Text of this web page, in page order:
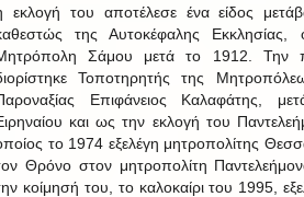
εκλογή του αποτέλεσε ένα είδος
της Αυτοκέφαλης
Σάμου μετά το 1912. Την
Τοποτηρητής της
Επιφάνειος Καλαφάτης,
και ως την εκλογή του
το 1974 εξελέγη μητροπολίτης
Θρόνο στον μητροπολίτη
κοίμησή του, το καλοκαίρι του 1995,